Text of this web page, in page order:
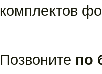
комплектов
Позвоните по